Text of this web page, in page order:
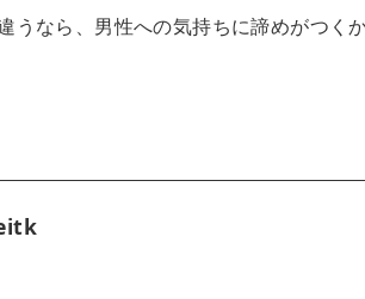
うなら、男性への気持ちに諦めがつく